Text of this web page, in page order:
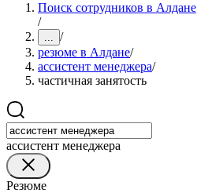
Поиск сотрудников в Алдане
/
... /
резюме в Алдане/
ассистент менеджера/
частичная занятость
ассистент менеджера
Резюме